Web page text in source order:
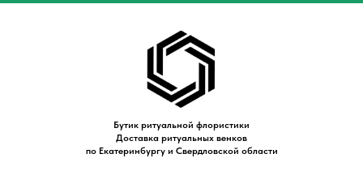
Бутик ритуальной флористики
Доставка ритуальных венков
по Екатеринбургу и Свердловской области